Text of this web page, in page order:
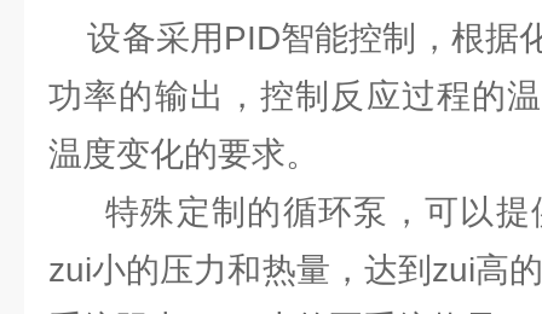
设备采用PID智能控制，根据
功率的输出，控制反应过程的
温度变化的要求。
特殊定制的循环泵，可以提
zui小的压力和热量，达到zui高